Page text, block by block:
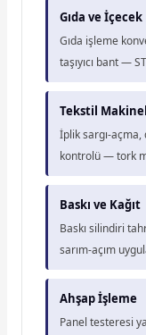
Gıda ve İçecek
Gıda işleme
taşıyıcı bant —
Tekstil
İplik sargı-
kontrolü — tork
Baskı ve Kağıt
Baskı silindiri
sarım-açım
Ahşap İşleme
Panel testeresi